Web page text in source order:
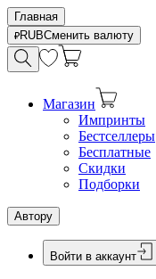
Главная
RUBСменить валюту
Магазин
Импринты
Бестселлеры
Бесплатные
Скидки
Подборки
Автору
Войти в аккаунт